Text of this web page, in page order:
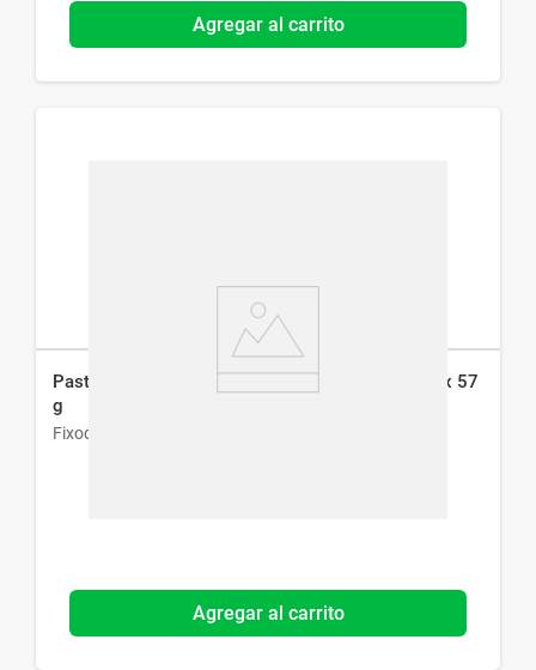
Agregar al carrito
Pasta para Prótesis Dental Fixodent Plus Menta x 57
g
Fixodent
Agregar al carrito